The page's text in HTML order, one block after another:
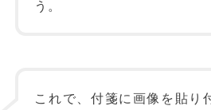
う。
これで、付箋に画像を貼り